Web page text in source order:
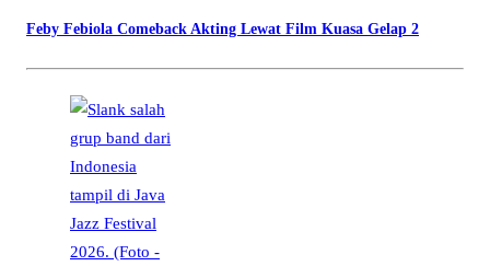
Feby Febiola Comeback Akting Lewat Film Kuasa Gelap 2